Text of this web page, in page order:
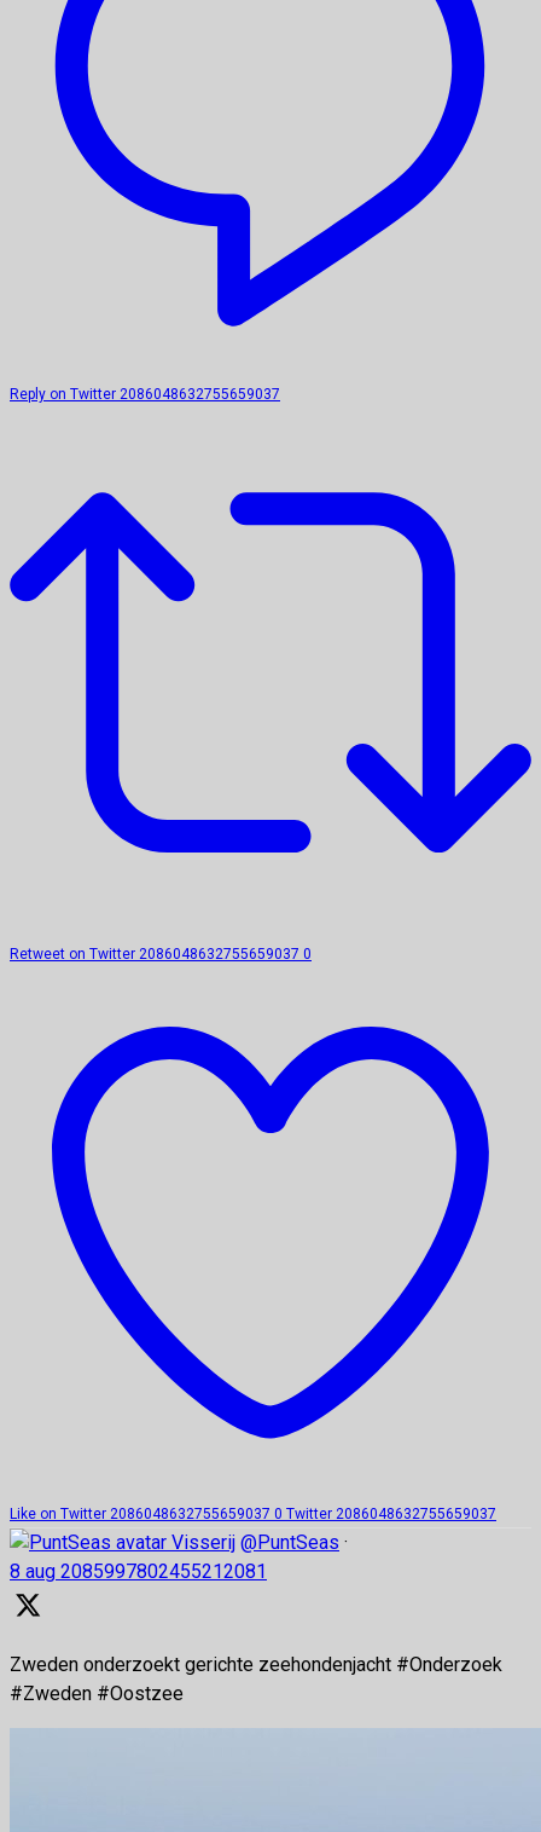
Reply on Twitter 2086048632755659037
Retweet on Twitter 2086048632755659037 0
Like on Twitter 2086048632755659037 0 Twitter 2086048632755659037
Visserij @PuntSeas ·
8 aug 2085997802455212081
Zweden onderzoekt gerichte zeehondenjacht #Onderzoek
#Zweden #Oostzee